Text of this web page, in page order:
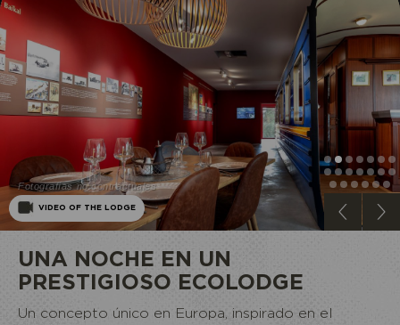
VIDEO OF THE LODGE
Fotografías no contractuales
UNA NOCHE EN UN
PRESTIGIOSO ECOLODGE
Un concepto único en Europa, inspirado en el
ECOPARQUE